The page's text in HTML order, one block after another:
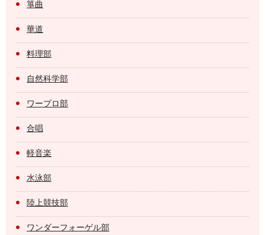
箏曲
華道
料理部
自然科学部
ワープロ部
合唱
軽音楽
水泳部
陸上競技部
ワンダーフォーゲル部